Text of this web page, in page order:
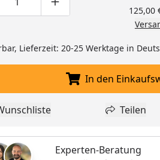
um eins verringern
Produktmenge manuell
Produktmenge um125,00
Lieferzeit: 20-25 Werktage in
In den
In den
Produkt zur WunschlisteTeilen
Teilen
Experten-Beratung